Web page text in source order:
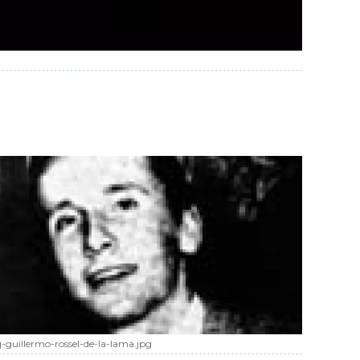
guillermo-rossel-de-la-lama.jpg